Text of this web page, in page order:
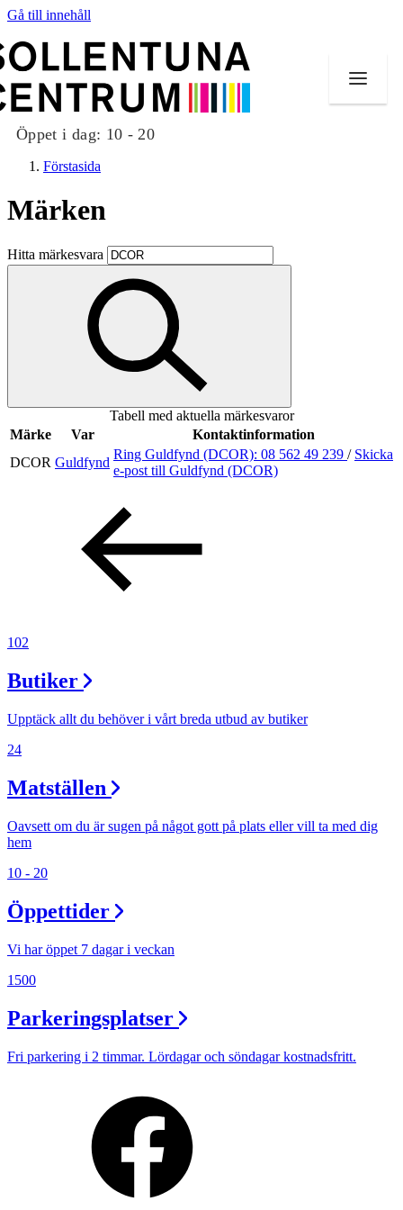
Gå till innehåll
Öppet i dag: 10 - 20
Butiker
Mat och dryck
Evenemang
Erbjudanden
Inspiration
Lediga jobb
Magasin
Tryggare handel
Frågor & svar om parkering
Parkering
Förstasida
Märken
Hitta märkesvara
Tabell med aktuella märkesvaror
Märke
Var
Kontaktinformation
DCOR Guldfynd
Ring Guldfynd (DCOR): 08 562 49 239 / Skicka
e-post till Guldfynd (DCOR)
102
Butiker
Upptäck allt du behöver i vårt breda utbud av butiker
24
Matställen
Oavsett om du är sugen på något gott på plats eller vill ta med dig
hem
10 - 20
Öppettider
Vi har öppet 7 dagar i veckan
1500
Parkeringsplatser
Fri parkering i 2 timmar. Lördagar och söndagar kostnadsfritt.